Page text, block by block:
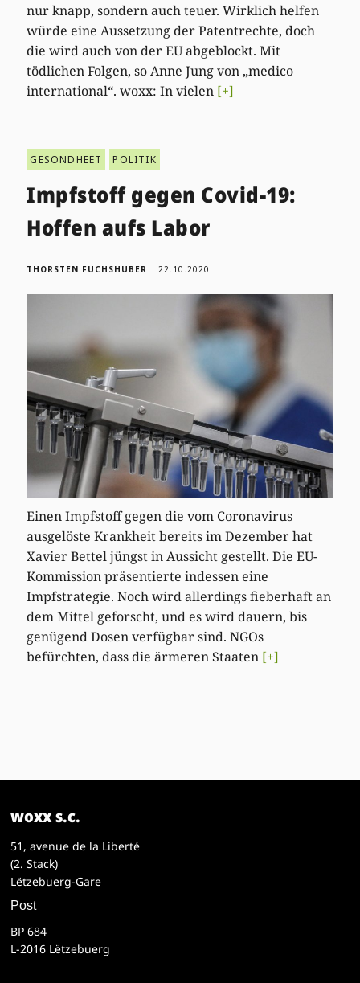
nur knapp, sondern auch teuer. Wirklich helfen
würde eine Aussetzung der Patentrechte, doch
die wird auch von der EU abgeblockt. Mit
tödlichen Folgen, so Anne Jung von „medico
international“. woxx: In vielen [+]
GESONDHEET POLITIK
Impfstoff gegen Covid-19:
Hoffen aufs Labor
THORSTEN FUCHSHUBER 22.10.2020
Einen Impfstoff gegen die vom Coronavirus
ausgelöste Krankheit bereits im Dezember hat
Xavier Bettel jüngst in Aussicht gestellt. Die EU-
Kommission präsentierte indessen eine
Impfstrategie. Noch wird allerdings fieberhaft an
dem Mittel geforscht, und es wird dauern, bis
genügend Dosen verfügbar sind. NGOs
befürchten, dass die ärmeren Staaten [+]
woxx s.c.
51, avenue de la Liberté
(2. Stack)
Lëtzebuerg-Gare
Post
BP 684
L-2016 Lëtzebuerg